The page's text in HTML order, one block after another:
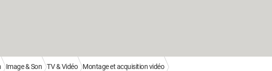
Image & Son TV & Vidéo Montage et acquisition vidéo